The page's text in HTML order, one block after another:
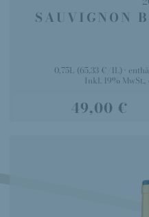
SAUVIGNON
0,75L (65,33 €/1L)
49,00 €
Inkl. 19% MwSt.,